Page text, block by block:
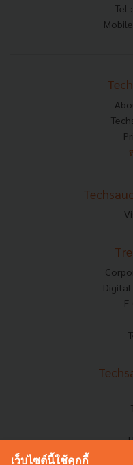
Tel
เว็บไซต์นี้ใช้คุกกี้